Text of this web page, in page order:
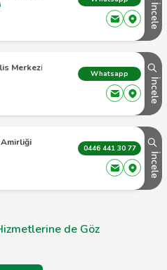
İncele
Amirliği
Whatsapp
İncele
Amirliği
0446 441 30 77
İncele
de Göz